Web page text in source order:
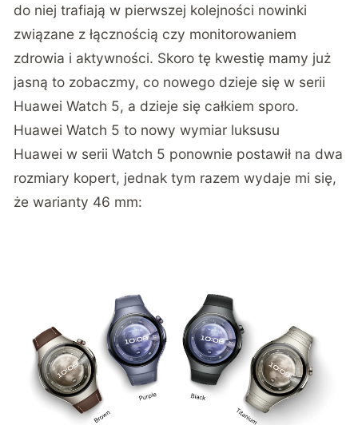
do niej trafiają w pierwszej kolejności nowinki
związane z łącznością czy monitorowaniem
zdrowia i aktywności. Skoro tę kwestię mamy już
jasną to zobaczmy, co nowego dzieje się w serii
Huawei Watch 5, a dzieje się całkiem sporo.
Huawei Watch 5 to nowy wymiar luksusu
Huawei w serii Watch 5 ponownie postawił na dwa
rozmiary kopert, jednak tym razem wydaje mi się,
że warianty 46 mm: